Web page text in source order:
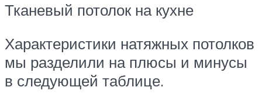
Тканевый потолок на кухне
Характеристики натяжных потолков
мы разделили на плюсы и минусы
в следующей таблице.